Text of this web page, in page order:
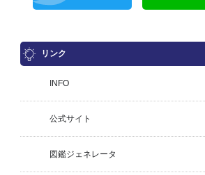
リンク
INFO
公式サイト
図鑑ジェネレータ